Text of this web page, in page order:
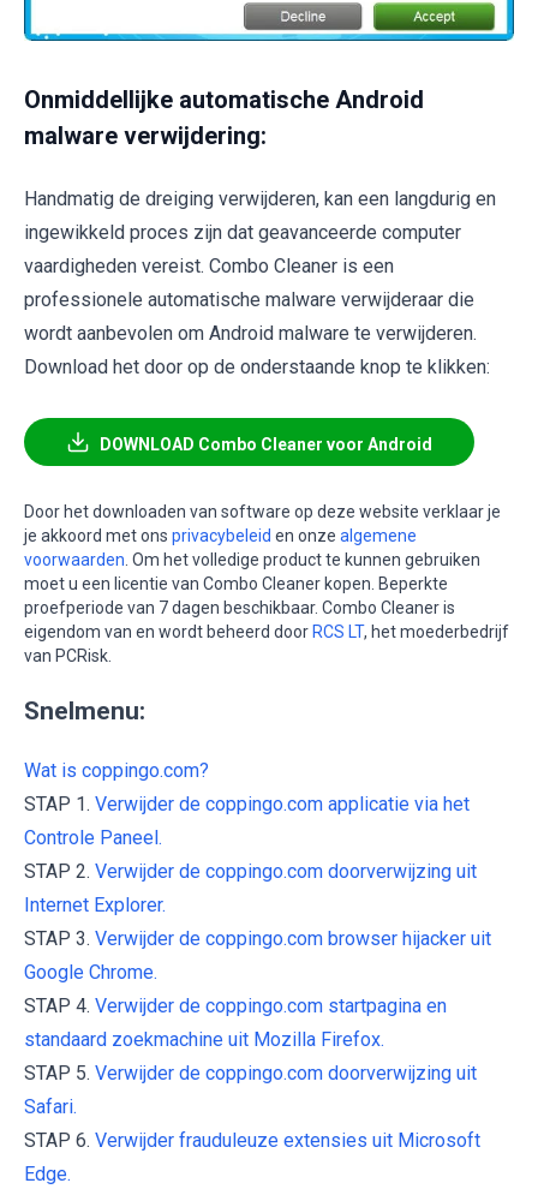
Onmiddellijke automatische Android
malware verwijdering:
Handmatig de dreiging verwijderen, kan een langdurig en
ingewikkeld proces zijn dat geavanceerde computer
vaardigheden vereist. Combo Cleaner is een
professionele automatische malware verwijderaar die
wordt aanbevolen om Android malware te verwijderen.
Download het door op de onderstaande knop te klikken:
DOWNLOAD Combo Cleaner voor Android
Door het downloaden van software op deze website verklaar je
je akkoord met ons privacybeleid en onze algemene
voorwaarden. Om het volledige product te kunnen gebruiken
moet u een licentie van Combo Cleaner kopen. Beperkte
proefperiode van 7 dagen beschikbaar. Combo Cleaner is
eigendom van en wordt beheerd door RCS LT, het moederbedrijf
van PCRisk.
Snelmenu:
Wat is coppingo.com?
STAP 1. Verwijder de coppingo.com applicatie via het
Controle Paneel.
STAP 2. Verwijder de coppingo.com doorverwijzing uit
Internet Explorer.
STAP 3. Verwijder de coppingo.com browser hijacker uit
Google Chrome.
STAP 4. Verwijder de coppingo.com startpagina en
standaard zoekmachine uit Mozilla Firefox.
STAP 5. Verwijder de coppingo.com doorverwijzing uit
Safari.
STAP 6. Verwijder frauduleuze extensies uit Microsoft
Edge.